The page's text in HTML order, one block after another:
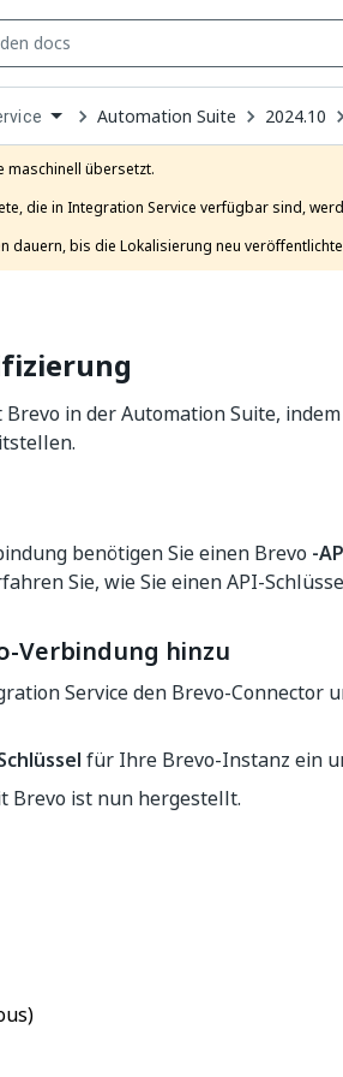
Automation Suite 2024.10
maschinell übersetzt.
die in Integration Service verfügbar sind,
dauern, bis die Lokalisierung neu
in der Automation Suite,
benötigen Sie einen Brevo -
Sie, wie Sie einen API-
Verbindung hinzu
Service den Brevo-Connector
für Ihre Brevo-Instanz ein
Brevo ist nun hergestellt.